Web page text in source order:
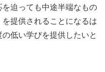
迫っても中途半端なもの
提供されることになるは
低い学びを提供したいと